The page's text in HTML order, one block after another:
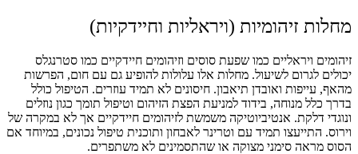
מחלות זיהומיות (ויראליות וחיידקיות)
זיהומים ויראליים כמו שפעת סוסים וזיהומים חיידקיים כמו סטרנגלס
יכולים לגרום לשיעול. מחלות אלו עלולות להופיע גם עם חום, הפרשות
מהאף, עייפות ואובדן תיאבון. חיסונים לא תמיד עוזרים. הטיפול כולל
בדרך כלל מנוחה, בידוד למניעת הפצת הזיהום וטיפול תומך כגון נוזלים
ונוגדי דלקת. אנטיביוטיקה משמשת לזיהומים חיידקיים אך לא במקרה של
וירוס. התייעצו תמיד עם וטרינר לאבחון ותוכנית טיפול נכונים, במיוחד אם
הסוס מראה סימני מצוקה או שהתסמינים לא משתפרים.